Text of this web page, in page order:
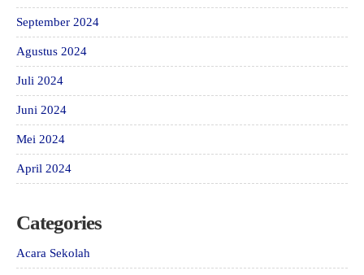
September 2024
Agustus 2024
Juli 2024
Juni 2024
Mei 2024
April 2024
Categories
Acara Sekolah